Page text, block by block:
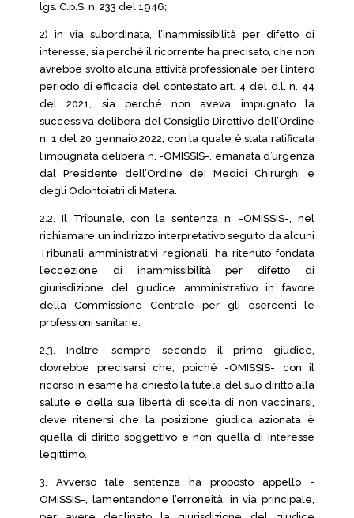
lgs. C.p.S. n. 233 del 1946;
2) in via subordinata, l’inammissibilità per difetto di
interesse, sia perché il ricorrente ha precisato, che non
avrebbe svolto alcuna attività professionale per l’intero
periodo di efficacia del contestato art. 4 del d.l. n. 44
del 2021, sia perché non aveva impugnato la
successiva delibera del Consiglio Direttivo dell’Ordine
n. 1 del 20 gennaio 2022, con la quale è stata ratificata
l’impugnata delibera n. -OMISSIS-, emanata d’urgenza
dal Presidente dell’Ordine dei Medici Chirurghi e
degli Odontoiatri di Matera.
2.2. Il Tribunale, con la sentenza n. -OMISSIS-, nel
richiamare un indirizzo interpretativo seguito da alcuni
Tribunali amministrativi regionali, ha ritenuto fondata
l’eccezione di inammissibilità per difetto di
giurisdizione del giudice amministrativo in favore
della Commissione Centrale per gli esercenti le
professioni sanitarie.
2.3. Inoltre, sempre secondo il primo giudice,
dovrebbe precisarsi che, poiché -OMISSIS- con il
ricorso in esame ha chiesto la tutela del suo diritto alla
salute e della sua libertà di scelta di non vaccinarsi,
deve ritenersi che la posizione giudica azionata è
quella di diritto soggettivo e non quella di interesse
legittimo.
3. Avverso tale sentenza ha proposto appello -
OMISSIS-, lamentandone l’erroneità, in via principale,